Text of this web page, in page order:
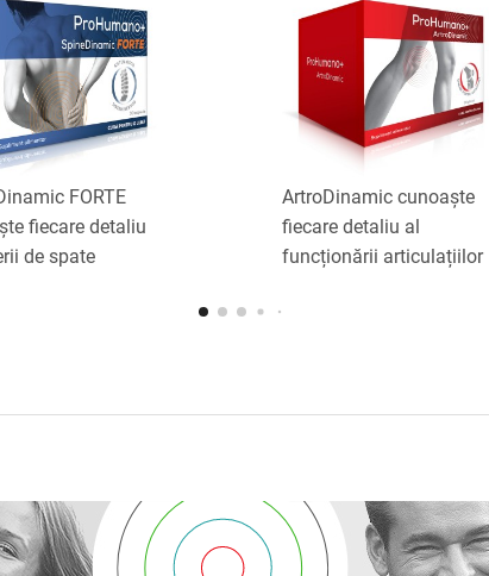
FORTE
fiecare detaliu
de spate
ArtroDinamic cunoaște
fiecare detaliu al
funcționării articulațiilor